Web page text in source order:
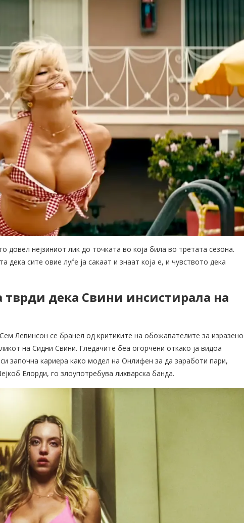
довел нејзиниот лик до точката во која била во третата сезона.
дека сите овие луѓе ја сакаат и знаат која е, и чувството дека
тврди дека Свини инсистирала на
Левинсон се бранел од критиките на обожавателите за изразено
на Сидни Свини. Гледачите беа огорчени откако ја видоа
започна кариера како модел на Онлифен за да заработи пари,
Елорди, го злоупотребува лихварска банда.